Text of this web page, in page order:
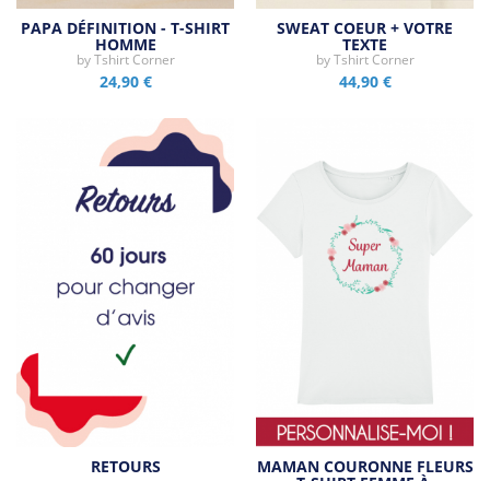
PAPA DÉFINITION - T-SHIRT
HOMME
byTshirt Corner
24,90 €
SWEAT COEUR + VOTRE
TEXTE
byTshirt Corner
44,90 €
RETOURS MAMAN COURONNE FLEURS